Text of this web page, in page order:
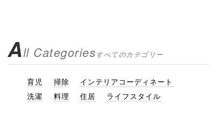
All Categoriesすべてのカテゴリー
育児 掃除
インテリアコーディネート
洗濯
料理 住居 ライフスタイル